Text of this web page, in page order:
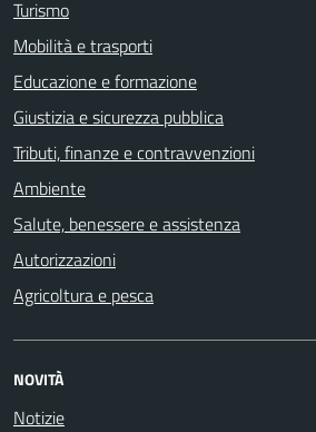
Turismo
Mobilità e trasporti
Educazione e formazione
Giustizia e sicurezza pubblica
Tributi, finanze e contravvenzioni
Ambiente
Salute, benessere e assistenza
Autorizzazioni
Agricoltura e pesca
NOVITÀ
Notizie